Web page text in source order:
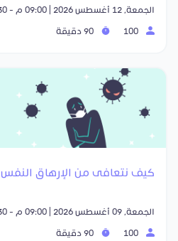
الجمعة, 12 أغسطس 2026 | 09:00 م - 10:30 م
كيف نتعافى من الإرهاق النفس
الجمعة, 09 أغسطس 2026 | 09:00 م - 10:30 م